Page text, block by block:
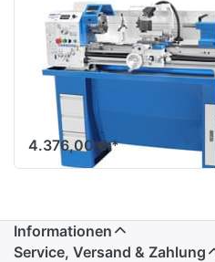
SWM Vario L&Z
Drehmaschine
Varioline 880
Top - 400V. mit
Frequenzumrichter
4.376,00 € *
Informationen
Service, Versand & Zahlung